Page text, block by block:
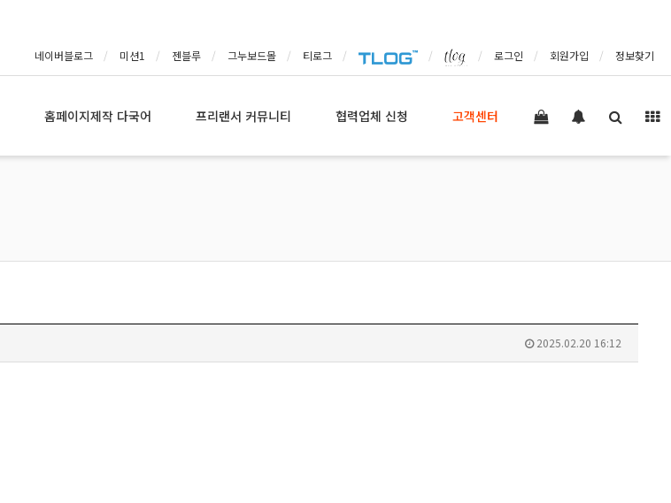
네이버블로그 미션1 젠블루 그누보드몰 티로그 로그인 회원가입 정보찾기
홈페이지제작 다국어 프리랜서 커뮤니티 협력업체 신청 고객센터
2025.02.20 16:12